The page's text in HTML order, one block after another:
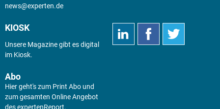
news@experten.de
KIOSK
Unsere Magazine gibt es digital
im Kiosk.
Abo
Hier geht's zum Print Abo und
zum gesamten Online Angebot
des expertenReport.